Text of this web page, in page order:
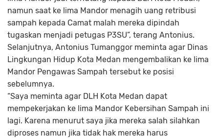
namun saat ke lima Mandor menagih uang retribusi
sampah kepada Camat malah mereka dipindah
tugaskan menjadi petugas P3SU”, terang Antonius.
Selanjutnya, Antonius Tumanggor meminta agar Dinas
Lingkungan Hidup Kota Medan mengembalikan ke lima
Mandor Pengawas Sampah tersebut ke posisi
sebelumnya.
“Saya meminta agar DLH Kota Medan dapat
mempekerjakan ke lima Mandor Kebersihan Sampah ini
lagi. Karena menurut saya jika mereka salah silahkan
diproses namun jika tidak hak mereka harus